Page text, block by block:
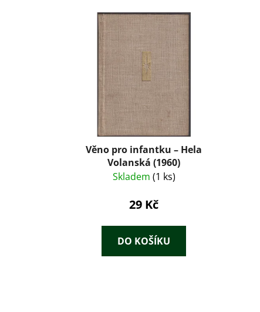
Věno pro infantku – Hela
Volanská (1960)
Skladem (1 ks)
29 Kč
DO KOŠÍKU